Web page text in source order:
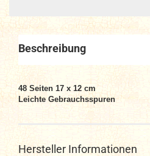
Beschreibung
48 Seiten 17 x 12 cm
Leichte Gebrauchsspuren
Hersteller Informationen